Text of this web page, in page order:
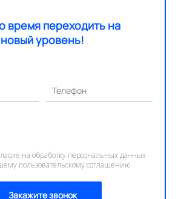
время переходить на
новый уровень!
Телефон
на обработку персональных данных
пользовательскому соглашению.
Закажите звонок